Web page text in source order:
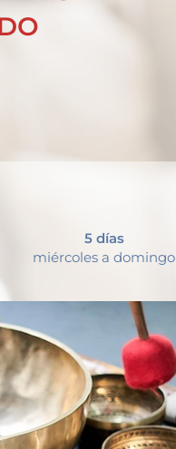
5 días
miércoles a domingo